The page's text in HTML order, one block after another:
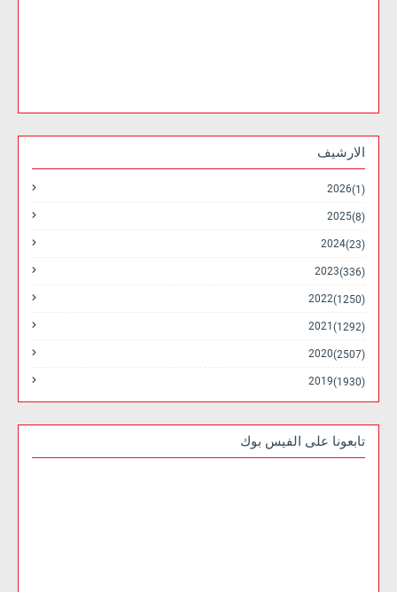
الارشيف
2026 (1)
2025 (8)
2024 (23)
2023 (336)
2022 (1250)
2021 (1292)
2020 (2507)
2019 (1930)
تابعونا على الفيس بوك